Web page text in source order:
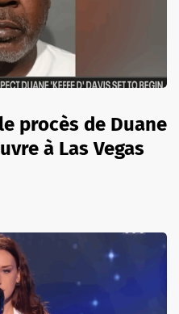
procès de Duane
à Las Vegas